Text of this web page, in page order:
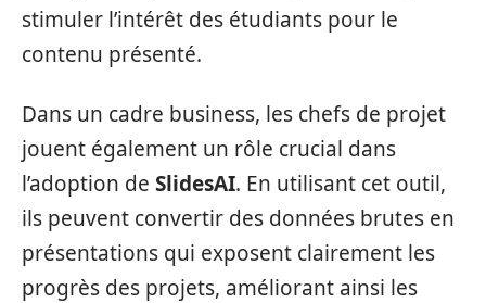
stimuler l’intérêt des étudiants pour le
contenu présenté.
Dans un cadre business, les chefs de projet
jouent également un rôle crucial dans
l’adoption de SlidesAI. En utilisant cet outil,
ils peuvent convertir des données brutes en
présentations qui exposent clairement les
progrès des projets, améliorant ainsi les